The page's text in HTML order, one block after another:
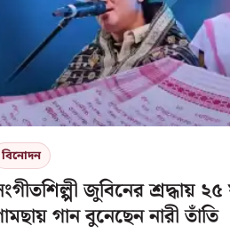
বিনোদন
জুবিনের শ্রদ্ধায়
গান বুনেছেন নারী তাঁতি